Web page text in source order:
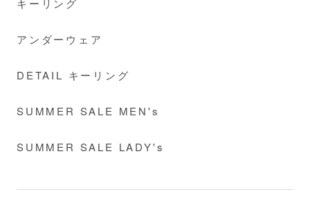
キーリング
アンダーウェア
DETAIL キーリング
SUMMER SALE MEN's
SUMMER SALE LADY's